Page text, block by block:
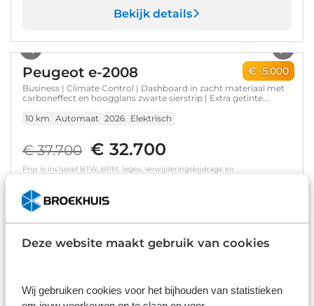
Deze website maakt gebruik van cookies
Wij gebruiken cookies voor het bijhouden van statistieken
Bekijk details
€ -5.000
Peugeot e-2008
Business | Climate Control | Dashboard in zacht materiaal met
carboneffect en hoogglans zwarte sierstrip | Extra getinte
10 km Automaat 2026 Elektrisch
€ 37.700 € 32.700
Prijs is inclusief BTW, BPM, leges, verwijderingsbijdrage en
Op voorraad
1
Peugeot e-2008